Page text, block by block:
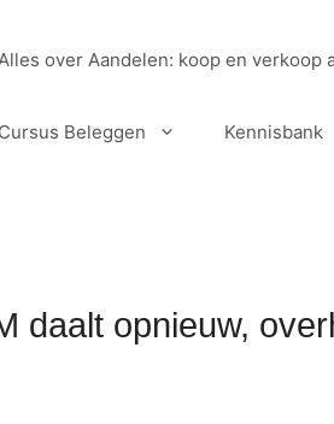
over Aandelen: koop en verkoop
Cursus Beleggen Kennisbank
daalt opnieuw,